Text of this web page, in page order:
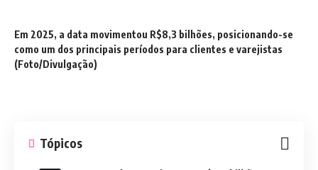
Em 2025, a data movimentou R$8,3 bilhões, posicionando-se
como um dos principais períodos para clientes e varejistas
(Foto/Divulgação)
Tópicos